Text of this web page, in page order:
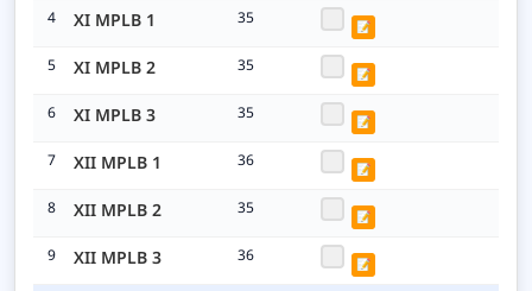
4 XI MPLB 1 35 📝
5 XI MPLB 2 35 📝
6 XI MPLB 3 35 📝
7 XII MPLB 1 36 📝
8 XII MPLB 2 35 📝
9 XII MPLB 3 36 📝